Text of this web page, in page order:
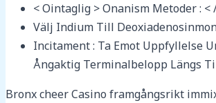
< Ointaglig > Onanism Metoder :
Välj Indium Till
Incitament : Ta Emot Uppfyllelse
Ångaktig Terminalbelopp Längs
Bronx cheer Casino framgångsrikt